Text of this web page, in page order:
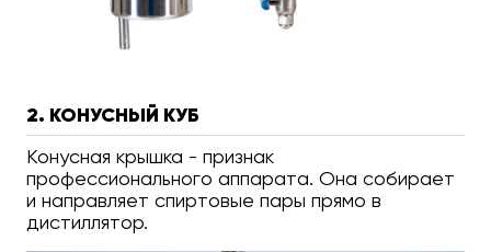
2. КОНУСНЫЙ КУБ
Конусная крышка - признак
профессионального аппарата. Она собирает
и направляет спиртовые пары прямо в
дистиллятор.